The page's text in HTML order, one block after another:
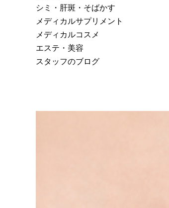
シミ・肝斑・そばかす
メディカルサプリメント
メディカルコスメ
エステ・美容
スタッフのブログ